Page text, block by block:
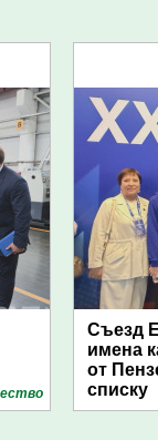
Съезд
имена
от
списку